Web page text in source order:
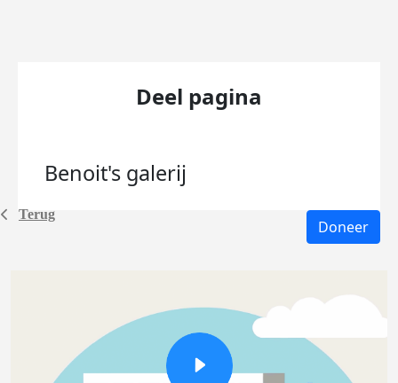
Terug
Deel pagina
Benoit's galerij
Doneer